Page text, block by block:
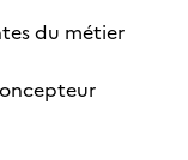
du métier